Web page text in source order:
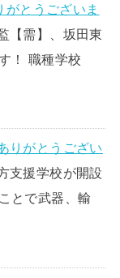
がとうございま
【需】、坂田東
！ 職種学校
りがとうござい
支援学校が開設
とで武器、輸